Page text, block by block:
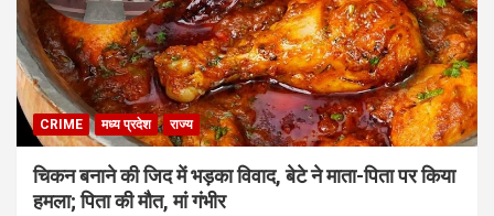
CRIME मध्य प्रदेश राज्य
चिकन बनाने की जिद में भड़का विवाद, बेटे ने माता-पिता पर किया
हमला; पिता की मौत, मां गंभीर